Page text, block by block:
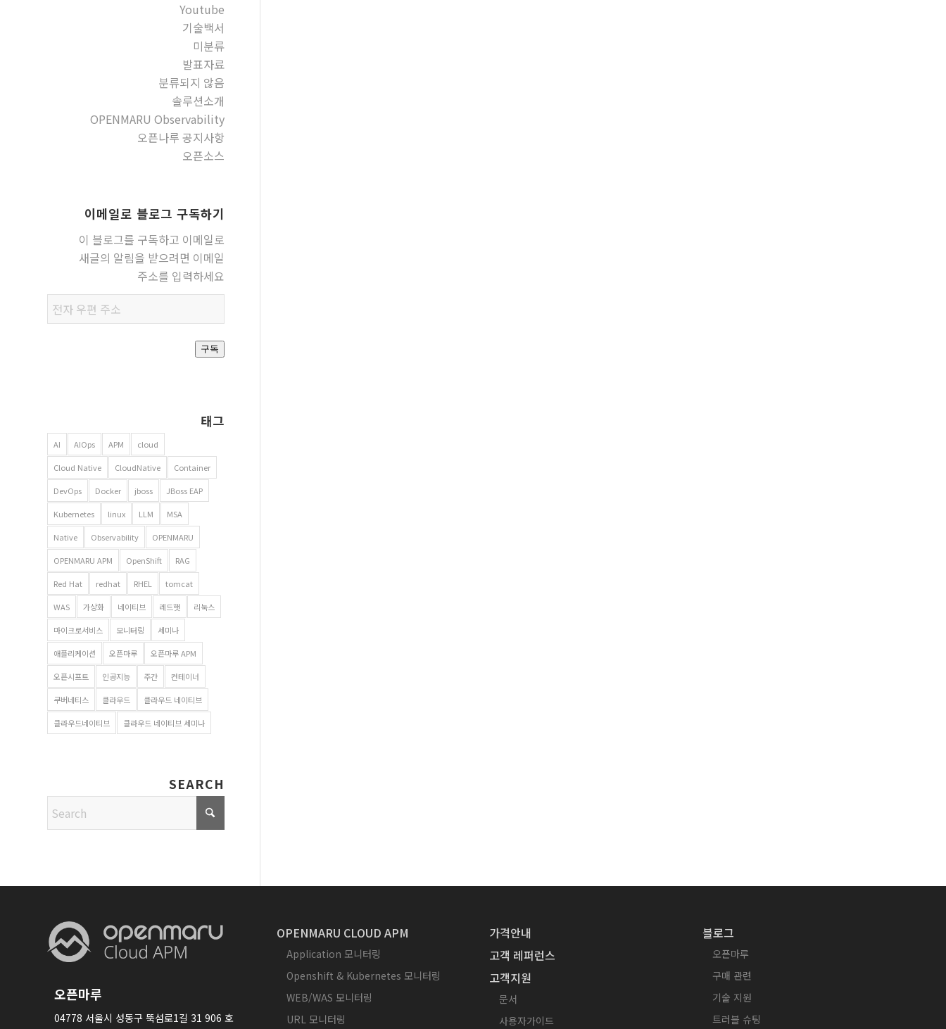
Youtube
기술백서
미분류
발표자료
분류되지 않음
솔루션소개
OPENMARU Observability
오픈나루 공지사항
오픈소스
이메일로 블로그 구독하기
이 블로그를 구독하고 이메일로
새글의 알림을 받으려면 이메일
주소를 입력하세요
우편
주소
구독
태그
AI AIOps APM cloud
Cloud Native CloudNative Container
DevOps Docker jboss JBoss EAP
Kubernetes linux LLM MSA
Native Observability OPENMARU
OPENMARU APM OpenShift RAG
Red Hat redhat RHEL tomcat
WAS 가상화 네이티브 레드햇 리눅스
마이크로서비스 모니터링 세미나
애플리케이션 오픈마루 오픈마루 APM
오픈시프트 인공지능 주간 컨테이너
쿠버네티스 클라우드 클라우드 네이티브
클라우드네이티브 클라우드 네이티브 세미나
SEARCH
오픈마루
04778 서울시 성동구 뚝섬로1길 31 906 호
OPENMARU CLOUD APM
Application 모니터링
Openshift & Kubernetes 모니터링
WEB/WAS 모니터링
URL 모니터링
가격안내
고객 레퍼런스
고객지원
문서
사용자가이드
블로그
오픈마루
구매 관련
기술 지원
트러블 슈팅